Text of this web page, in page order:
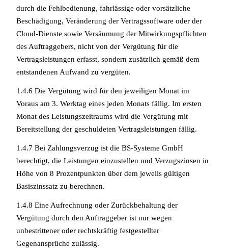
durch die Fehlbedienung, fahrlässige oder vorsätzliche
Beschädigung, Veränderung der Vertragssoftware oder der
Cloud-Dienste sowie Versäumung der Mitwirkungspflichten
des Auftraggebers, nicht von der Vergütung für die
Vertragsleistungen erfasst, sondern zusätzlich gemäß dem
entstandenen Aufwand zu vergüten.
1.4.6 Die Vergütung wird für den jeweiligen Monat im
Voraus am 3. Werktag eines jeden Monats fällig. Im ersten
Monat des Leistungszeitraums wird die Vergütung mit
Bereitstellung der geschuldeten Vertragsleistungen fällig.
1.4.7 Bei Zahlungsverzug ist die BS-Systeme GmbH
berechtigt, die Leistungen einzustellen und Verzugszinsen in
Höhe von 8 Prozentpunkten über dem jeweils gültigen
Basiszinssatz zu berechnen.
1.4.8 Eine Aufrechnung oder Zurückbehaltung der
Vergütung durch den Auftraggeber ist nur wegen
unbestrittener oder rechtskräftig festgestellter
Gegenansprüche zulässig.